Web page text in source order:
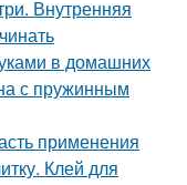
Внутренняя
в домашних
с пружинным
применения
Клей для